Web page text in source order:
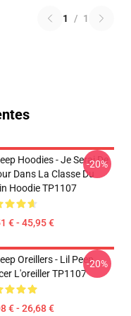
1 / 1
Hoodies - Je Serai De
Dans La Classe Du
Hoodie TP1107
€ - 45,95 €
-20%
Oreillers - Lil Peep
L'oreiller TP1107
€ - 26,68 €
-20%